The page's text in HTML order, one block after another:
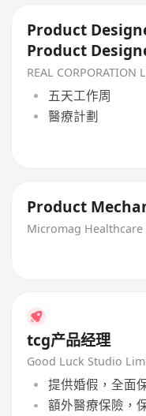
Product
Product
REAL CORPORATION
五天工作周
醫療計劃
Product
Micromag
tcg产品经理
Good Luck Studio
提供婚假，全面
額外醫療保險，